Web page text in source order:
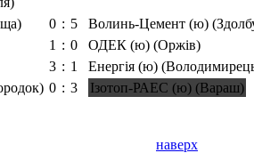
0 : 5
Волинь-Цемент (ю)
1 : 0
ОДЕК (ю) (Оржів)
3 : 1
Енергія (ю)
0 : 3 Ізотоп-РАЕС (ю) (Вараш)
наверх